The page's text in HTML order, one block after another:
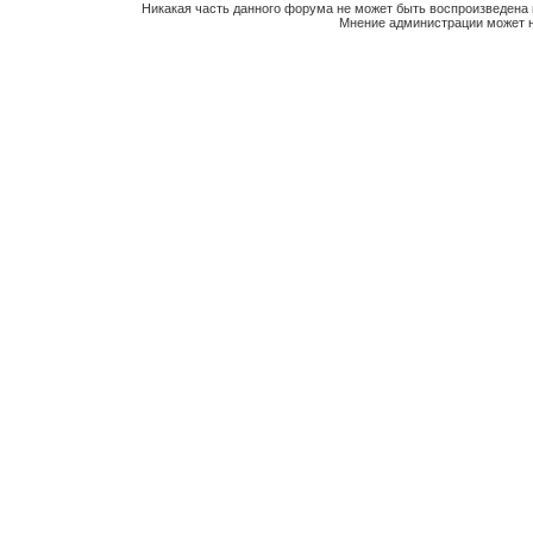
Никакая часть данного форума не может быть
Мнение администрации может